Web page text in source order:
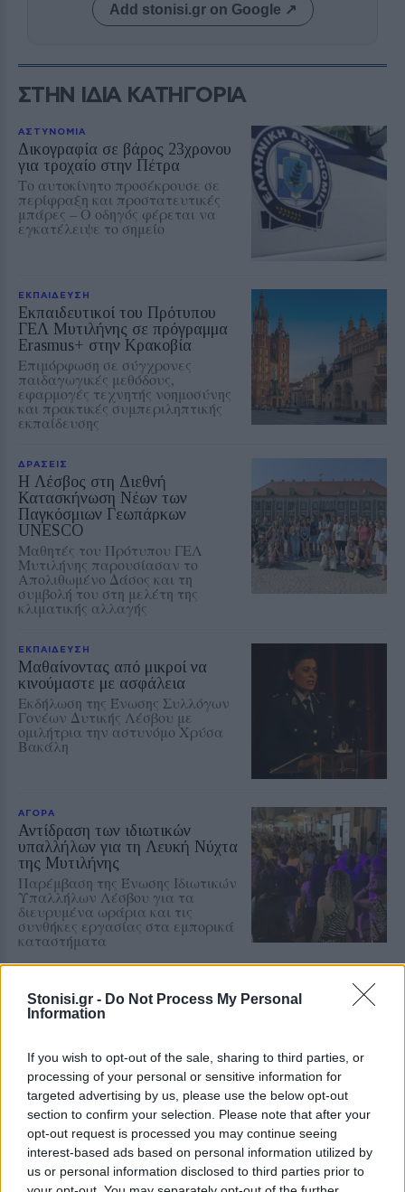
Stonisi.gr - Do Not Process My Personal
Information
If you wish to opt-out of the sale, sharing to third parties, or
processing of your personal or sensitive information for
targeted advertising by us, please use the below opt-out
section to confirm your selection. Please note that after your
opt-out request is processed you may continue seeing
interest-based ads based on personal information utilized by
us or personal information disclosed to third parties prior to
Add stonisi.gr on Google ↗
ΣΤΗΝ ΙΔΙΑ ΚΑΤΗΓΟΡΙΑ
ΑΣΤΥΝΟΜΙΑ
Δικογραφία σε βάρος 23χρονου
για τροχαίο στην Πέτρα
Το αυτοκίνητο προσέκρουσε σε
περίφραξη και προστατευτικές
μπάρες – Ο οδηγός φέρεται να
εγκατέλειψε το σημείο
ΕΚΠΑΙΔΕΥΣΗ
Εκπαιδευτικοί του Πρότυπου
ΓΕΛ Μυτιλήνης σε πρόγραμμα
Erasmus+ στην Κρακοβία
Επιμόρφωση σε σύγχρονες
παιδαγωγικές μεθόδους,
εφαρμογές τεχνητής νοημοσύνης
και πρακτικές συμπεριληπτικής
εκπαίδευσης
ΔΡΑΣΕΙΣ
Η Λέσβος στη Διεθνή
Κατασκήνωση Νέων των
Παγκόσμιων Γεωπάρκων
UNESCO
Μαθητές του Πρότυπου ΓΕΛ
Μυτιλήνης παρουσίασαν το
Απολιθωμένο Δάσος και τη
συμβολή του στη μελέτη της
κλιματικής αλλαγής
ΕΚΠΑΙΔΕΥΣΗ
Μαθαίνοντας από μικροί να
κινούμαστε με ασφάλεια
Εκδήλωση της Ένωσης Συλλόγων
Γονέων Δυτικής Λέσβου με
ομιλήτρια την αστυνόμο Χρύσα
Βακάλη
ΑΓΟΡΑ
Αντίδραση των ιδιωτικών
υπαλλήλων για τη Λευκή Νύχτα
της Μυτιλήνης
Παρέμβαση της Ένωσης Ιδιωτικών
Υπαλλήλων Λέσβου για τα
διευρυμένα ωράρια και τις
συνθήκες εργασίας στα εμπορικά
καταστήματα
Έκκληση για νέο πυροσβεστικό
όχημα στο Πλωμάρι
συγκέντρωσης χρημάτων για την
αγορά νέου πυροσβεστικού
οχήματος 4Χ4
Μνήμες προσφυγιάς και μήνυμα
ειρήνης στο Πολύκεντρο